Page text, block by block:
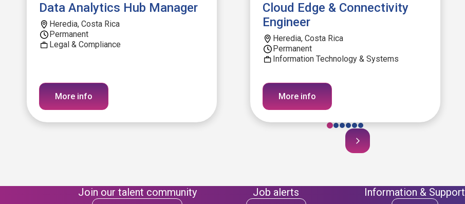
Data Analytics Hub Manager
Heredia, Costa Rica
Permanent
Legal & Compliance
More info
Cloud Edge & Connectivity
Engineer
Heredia, Costa Rica
Permanent
Information Technology & Systems
More info
Join our talent community Job alerts Information & Support